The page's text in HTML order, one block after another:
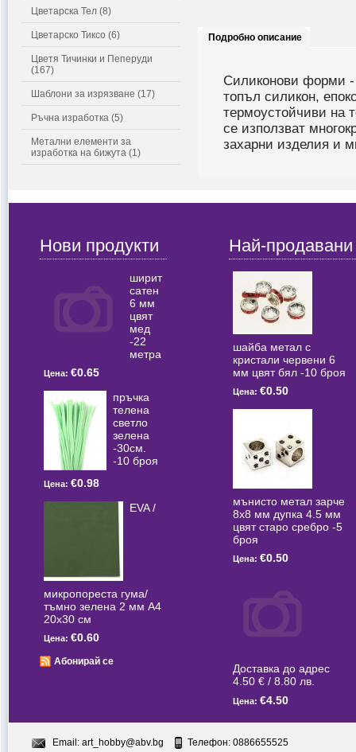
Цветарска Тел (8)
Цветарско Тиксо (6)
Цветя Тичинки и Пеперуди
(167)
Шаблони за изрязване (17)
Ръчна изработка (5)
Метални елементи за
изработка на бижута (1)
Подробно описание
Силиконови форми -
топъл силикон,
термоустойчиви на
се използват
захарни изделия и
Нови продукти
ширит
сатен
6 мм
цвят
мед
-22
метра
Цена: €0.65
пръчка
телена
светлo
зелена
-30см.
-10 броя
Цена: €0.98
EVA /
микропореста гума/
тъмно зелена 2 мм А4
20x30 см
Цена: €0.60
Абонирай се
Най-продавани
шайба метал с
кристали червени 6
мм цвят бял -10 броя
Цена: €0.50
мънисто метал зарче
8x8 мм дупка 4.5 мм
цвят старо сребро -5
броя
Цена: €0.50
Доставка до адрес
4.50 € / 8.80 лв.
Цена: €4.50
Email: art_hobby@abv.bg Телефон: 0886655525